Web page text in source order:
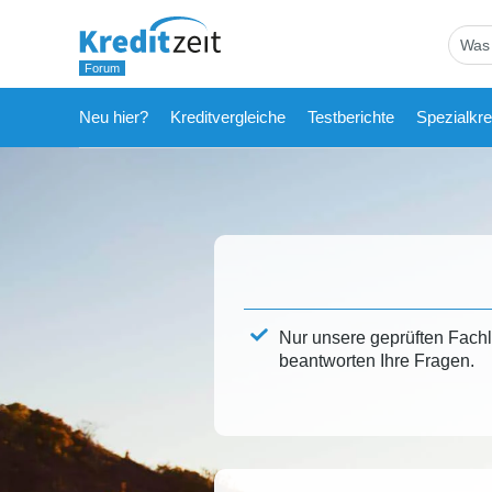
Neu hier? Kreditvergleiche Testberichte
Nur unsere geprüften
beantworten Ihre Fragen.